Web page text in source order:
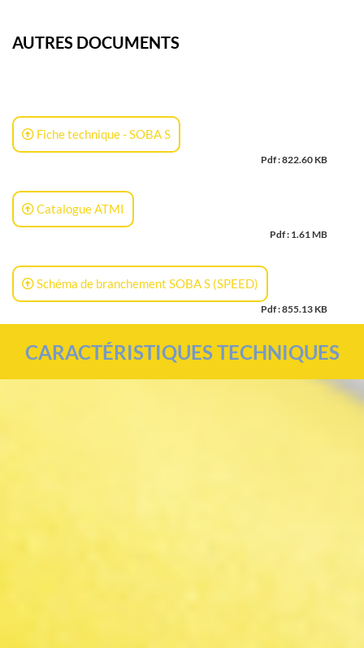
AUTRES DOCUMENTS
Fiche technique - SOBA S
Pdf : 822.60 KB
Catalogue ATMI
Pdf : 1.61 MB
Schéma de branchement SOBA S (SPEED)
Pdf : 855.13 KB
CARACTÉRISTIQUES TECHNIQUES